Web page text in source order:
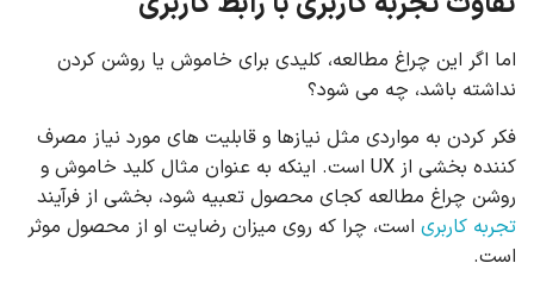
اما اگر این چراغ مطالعه، کلیدی برای خاموش یا روشن کردن
نداشته باشد، چه می شود؟
فکر کردن به مواردی مثل نیازها و قابلیت های مورد نیاز مصرف
کننده بخشی از UX است. اینکه به عنوان مثال کلید خاموش و
روشن چراغ مطالعه کجای محصول تعبیه شود، بخشی از فرآیند
تجربه کاربری است، چرا که روی میزان رضایت او از محصول موثر
است.